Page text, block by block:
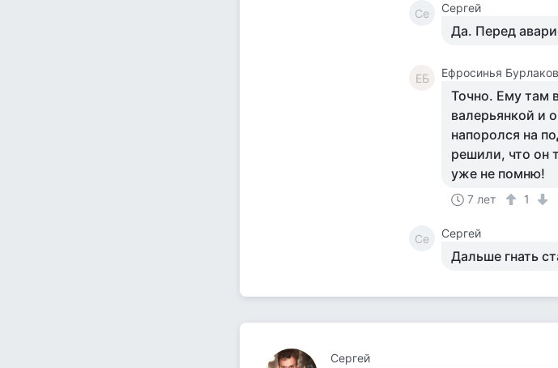
Се Сергей
Да. Перед
ЕБ Ефросинья
Точно. Ему там
валерьянкой и
напоролся на
решили, что он
уже не помню!
7 лет 1
Се Сергей
Дальше гнать
Сергей